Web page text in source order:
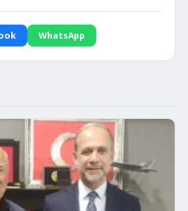
WhatsApp